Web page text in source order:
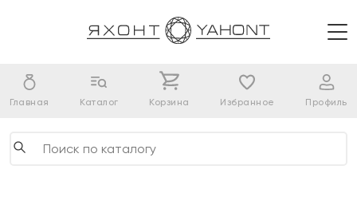
Главная Каталог Корзина Избранное Профиль